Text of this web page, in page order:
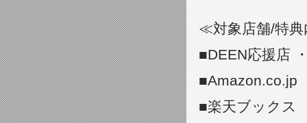
≪対象店舗/特
■DEEN応援店
■Amazon.co.jp
■楽天ブックス